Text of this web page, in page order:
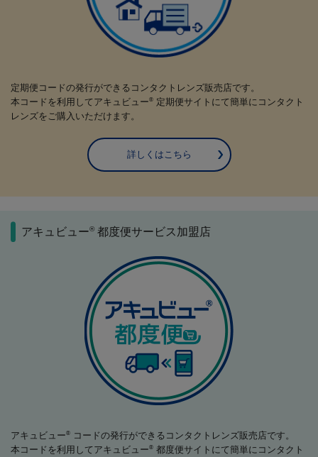
定期便コードの発行ができるコンタクトレンズ販売店です。
本コードを利用してアキュビュー® 定期便サイトにて簡単にコンタクト
レンズをご購入いただけます。
詳しくはこちら
アキュビュー® 都度便サービス加盟店
アキュビュー®
コードの発行ができるコンタクトレンズ販売店です。
本コードを利用してアキュビュー® 都度便サイトにて簡単にコンタクト